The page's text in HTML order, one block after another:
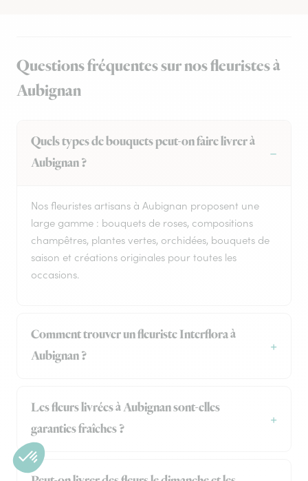
Questions fréquentes sur nos fleuristes à
Aubignan
Quels types de bouquets peut-on faire livrer à
Aubignan ?
Nos fleuristes artisans à Aubignan proposent une
large gamme : bouquets de roses, compositions
champêtres, plantes vertes, orchidées, bouquets de
saison et créations originales pour toutes les
occasions.
Comment trouver un fleuriste Interflora à
Aubignan ?
Les fleurs livrées à Aubignan sont-elles
garanties fraîches ?